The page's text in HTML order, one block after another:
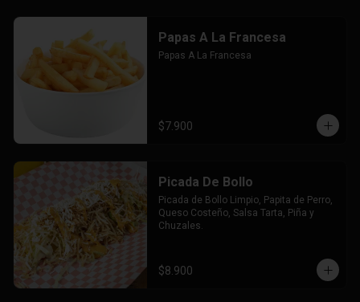
Papas A La Francesa
Papas A La Francesa
$7.900
Picada De Bollo
Picada de Bollo Limpio, Papita de Perro,
Queso Costeño, Salsa Tarta, Piña y
Chuzales.
$8.900